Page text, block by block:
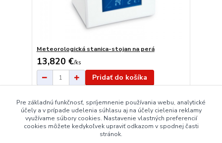
Meteorologická stanica-stojan na perá
13,820 €/ks
Pridať do košíka
strana z 1
Pre základnú funkčnosť, spríjemnenie používania webu, analytické
účely a v prípade udelenia súhlasu aj na účely cielenia reklamy
využívame súbory cookies. Nastavenie vlastných preferencií
cookies môžete kedykoľvek upraviť odkazom v spodnej časti
stránok.